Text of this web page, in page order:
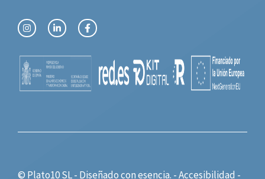
© Plato10 SL - Diseñado conesencia. -Accesibilidad -